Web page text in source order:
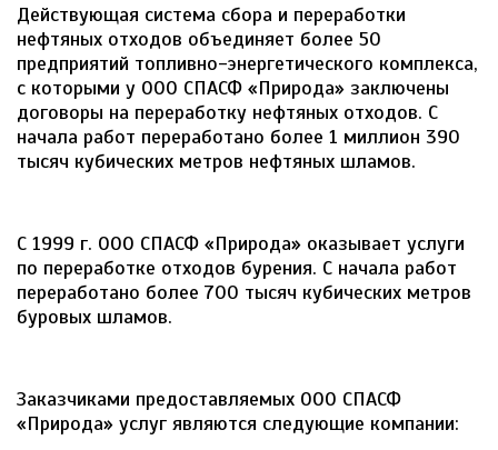
Действующая система сбора и переработки
нефтяных отходов объединяет более 50
предприятий топливно-энергетического комплекса,
с которыми у ООО СПАСФ «Природа» заключены
договоры на переработку нефтяных отходов. С
начала работ переработано более 1 миллион 390
тысяч кубических метров нефтяных шламов.
С 1999 г. ООО СПАСФ «Природа» оказывает услуги
по переработке отходов бурения. С начала работ
переработано более 700 тысяч кубических метров
буровых шламов.
Заказчиками предоставляемых ООО СПАСФ
«Природа» услуг являются следующие компании: